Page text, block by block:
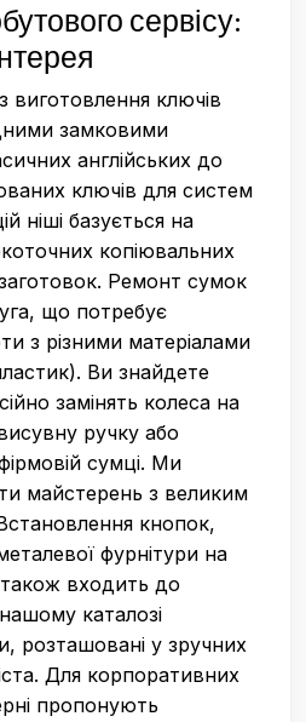
сервісу:
виготовлення ключів
замковими
англійських до
ключів для систем
ніші базується на
копіювальних
заготовок. Ремонт сумок
що потребує
з різними матеріалами
Ви знайдете
замінять колеса на
ручку або
сумці. Ми
майстерень з великим
кнопок,
фурнітури на
входить до
каталозі
розташовані у зручних
Для корпоративних
пропонують